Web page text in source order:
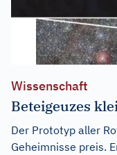
Wissenschaft
Beteigeuzes
Der Prototyp aller
Geheimnisse preis.